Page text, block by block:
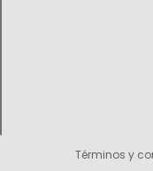
Términos y